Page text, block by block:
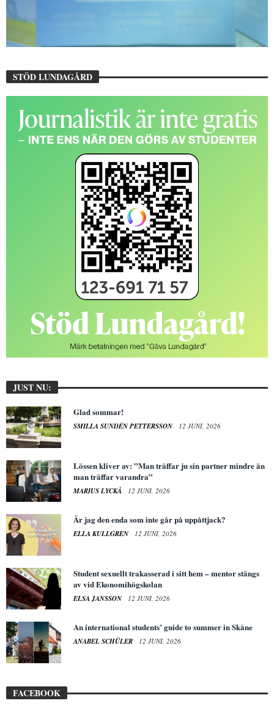
STÖD LUNDAGÅRD
JUST NU:
Glad sommar!
SMILLA SUNDÉN PETTERSSON 12 JUNI, 2026
Lössen kliver av: ”Man träffar ju sin partner mindre än
man träffar varandra”
MARIUS LYCKÅ 12 JUNI, 2026
Är jag den enda som inte går på uppåttjack?
ELLA KULLGREN 12 JUNI, 2026
Student sexuellt trakasserad i sitt hem – mentor stängs
av vid Ekonomihögskolan
ELSA JANSSON 12 JUNI, 2026
An international students’ guide to summer in Skåne
ANABEL SCHÜLER 12 JUNI, 2026
FACEBOOK